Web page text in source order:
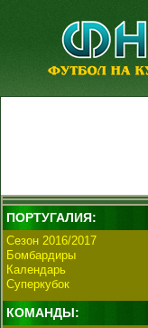
ПОРТУГАЛИЯ:
Сезон 2016/2017
Бомбардиры
Календарь
Суперкубок
КОМАНДЫ: